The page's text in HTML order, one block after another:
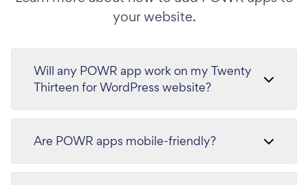
your website.
Will any POWR app work on my Twenty
Thirteen for WordPress website?
Are POWR apps mobile-friendly?